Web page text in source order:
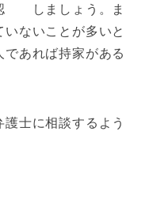
しましょう。ま
ないことが多いと
れば持家がある
士に相談するよう